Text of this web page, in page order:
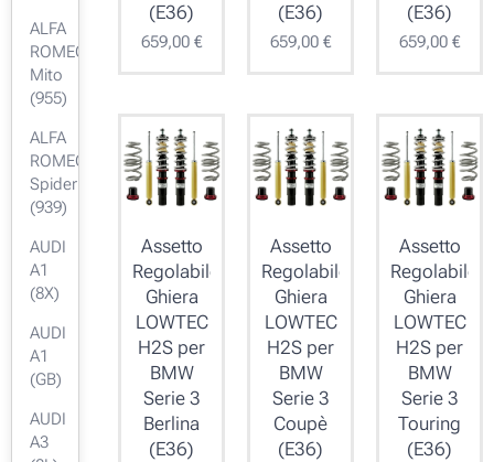
ALFA
ROMEO
Mito
(955)
ALFA
ROMEO
Spider
(939)
AUDI
A1
(8X)
AUDI
A1
(GB)
AUDI
A3
(E36)
659,00€
(E36)
659,00€
(E36)
659,00€
Assetto
Regolabile
Ghiera
LOWTEC
H2S per
BMW
Serie 3
Berlina
(E36)
Assetto
Regolabile
Ghiera
LOWTEC
H2S per
BMW
Serie 3
Coupè
(E36)
Assetto
Regolabile
Ghiera
LOWTEC
H2S per
BMW
Serie 3
Touring
(E36)